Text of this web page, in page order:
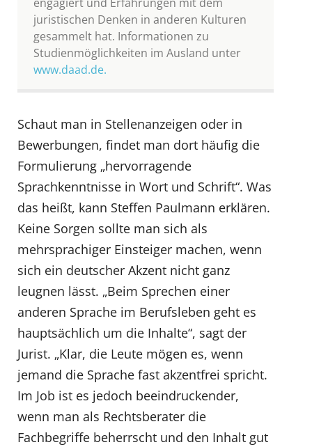
juristischen Denken in anderen Kulturen
gesammelt hat. Informationen zu
Studienmöglichkeiten im Ausland unter
www.daad.de.
Schaut man in Stellenanzeigen oder in
Bewerbungen, findet man dort häufig die
Formulierung „hervorragende
Sprachkenntnisse in Wort und Schrift“. Was
das heißt, kann Steffen Paulmann erklären.
Keine Sorgen sollte man sich als
mehrsprachiger Einsteiger machen, wenn
sich ein deutscher Akzent nicht ganz
leugnen lässt. „Beim Sprechen einer
anderen Sprache im Berufsleben geht es
hauptsächlich um die Inhalte“, sagt der
Jurist. „Klar, die Leute mögen es, wenn
jemand die Sprache fast akzentfrei spricht.
Im Job ist es jedoch beeindruckender,
wenn man als Rechtsberater die
Fachbegriffe beherrscht und den Inhalt gut